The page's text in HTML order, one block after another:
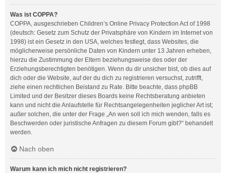
Was ist COPPA?
COPPA, ausgeschrieben Children’s Online Privacy Protection Act of 1998
(deutsch: Gesetz zum Schutz der Privatsphäre von Kindern im Internet von
1998) ist ein Gesetz in den USA, welches festlegt, dass Websites, die
möglicherweise persönliche Daten von Kindern unter 13 Jahren erheben,
hierzu die Zustimmung der Eltern beziehungsweise des oder der
Erziehungsberechtigten benötigen. Wenn du dir unsicher bist, ob dies auf
dich oder die Website, auf der du dich zu registrieren versuchst, zutrifft,
ziehe einen rechtlichen Beistand zu Rate. Bitte beachte, dass phpBB
Limited und der Besitzer dieses Boards keine Rechtsberatung anbieten
kann und nicht die Anlaufstelle für Rechtsangelegenheiten jeglicher Art ist;
außer solchen, die unter der Frage „An wen soll ich mich wenden, falls es
Beschwerden oder juristische Anfragen zu diesem Forum gibt?“ behandelt
werden.
Nach oben
Warum kann ich mich nicht registrieren?